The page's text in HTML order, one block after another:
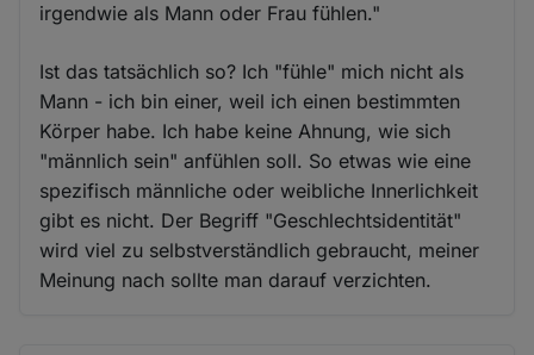
irgendwie als Mann oder Frau fühlen."
Ist das tatsächlich so? Ich "fühle" mich nicht als
Mann - ich bin einer, weil ich einen bestimmten
Körper habe. Ich habe keine Ahnung, wie sich
"männlich sein" anfühlen soll. So etwas wie eine
spezifisch männliche oder weibliche Innerlichkeit
gibt es nicht. Der Begriff "Geschlechtsidentität"
wird viel zu selbstverständlich gebraucht, meiner
Meinung nach sollte man darauf verzichten.